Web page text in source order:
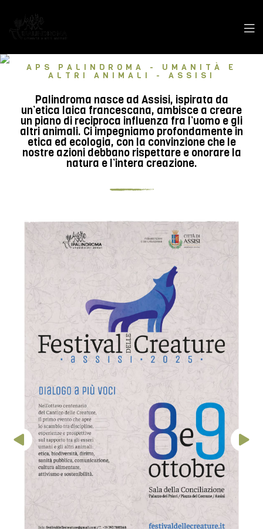
APS PALINDROMA - UMANITÀ E
ALTRI ANIMALI - ASSISI
Palindroma nasce ad Assisi, ispirata da
un’etica laica francescana, ambisce a creare
un piano di reciproca influenza fra l’uomo e gli
altri animali. Ci impegniamo profondamente in
etica ed ecologia, con la convinzione che le
nostre azioni debbano rispettare e onorare la
natura e l’intera creazione.